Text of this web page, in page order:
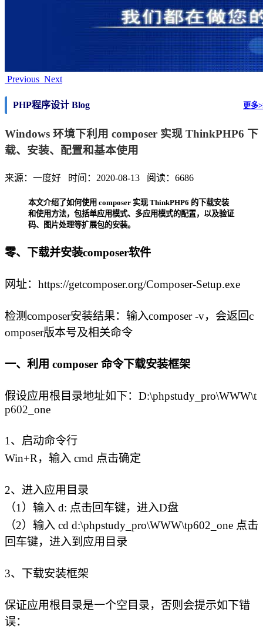
Previous Next
更多
PHP程序设计 Blog
Windows 环境下利用 composer 实现 ThinkPHP6 下
载、安装、配置和基本使用
来源：一度好 时间：2020-08-13 阅读：6686
本文介绍了如何使用 composer 实现 ThinkPHP6 的下载安装
和使用方法，包括单应用模式、多应用模式的配置，以及验证
码、图片处理等扩展包的安装。
零、下载并安装composer软件
网址：https://getcomposer.org/Composer-Setup.exe
检测composer安装结果：输入composer -v，会返回c
omposer版本号及相关命令
一、利用 composer 命令下载安装框架
假设应用根目录地址如下：D:\phpstudy_pro\WWW\t
p602_one
1、启动命令行
Win+R，输入 cmd 点击确定
2、进入应用目录
（1）输入 d: 点击回车键，进入D盘
（2）输入 cd d:\phpstudy_pro\WWW\tp602_one 点击
回车键，进入到应用目录
3、下载安装框架
保证应用根目录是一个空目录，否则会提示如下错
误：